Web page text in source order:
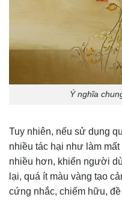
Ý nghĩa
Tuy nhiên, nếu sử dụng
nhiều tác hại như làm
nhiều hơn, khiến người
lại, quá ít màu vàng tạo
cứng nhắc, chiếm hữu,